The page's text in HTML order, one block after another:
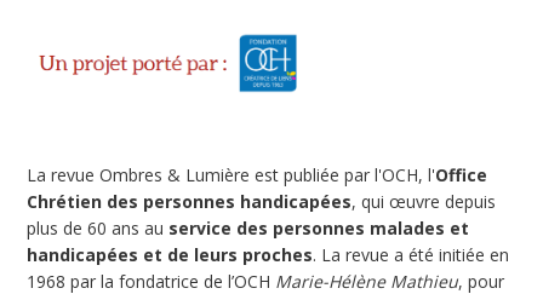
La revue Ombres & Lumière est publiée par l'OCH, l'Office
Chrétien des personnes handicapées, qui œuvre depuis
plus de 60 ans au service des personnes malades et
handicapées et de leurs proches. La revue a été initiée en
1968 par la fondatrice de l’OCH Marie-Hélène Mathieu, pour